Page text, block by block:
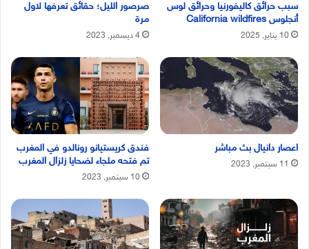
سبب حرائق كاليفورنيا وحرائق لوس
أنجلوس California wildfires
10 يناير, 2025
صرصور الليل؛ حقائق تعرفها لاول
مرة
4 ديسمبر, 2023
اعصار دانيال بث مباشر
11 سبتمبر, 2023
فندق كريستيانو رونالدو في المغرب
تم فتحه ملجاء لضحايا زلزال المغرب
10 سبتمبر, 2023